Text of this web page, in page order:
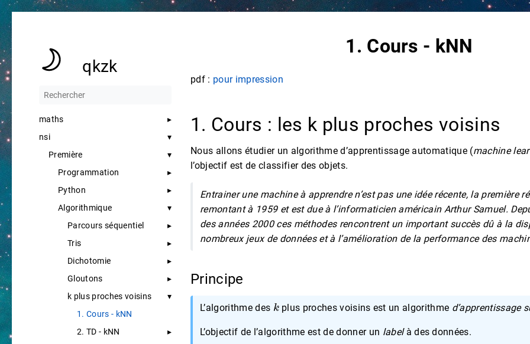
1. Cours - kNN
qkzk
maths
nsi
Première
Programmation
Python
Algorithmique
Parcours séquentiel
Tris
Dichotomie
Gloutons
k plus proches voisins
1. Cours - kNN
2. TD - kNN
pdf : pour impression
1. Cours : les k plus proches voisins
Nous allons étudier un algorithme d’apprentissage automatique (machine
l’objectif est de classifier des objets.
Entrainer une machine à apprendre n’est pas une idée récente, la première
remontant à 1959 et est due à l’informaticien américain Arthur Samuel.
des années 2000 ces méthodes rencontrent un important succès dû à la
nombreux jeux de données et à l’amélioration de la performance des
Principe
L’algorithme des
k
plus proches voisins est un algorithme d’apprentissage
L’objectif de l’algorithme est de donner un labelà des données.